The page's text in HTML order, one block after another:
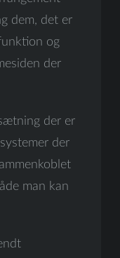
dem, det er
og
der
der er
der
man kan